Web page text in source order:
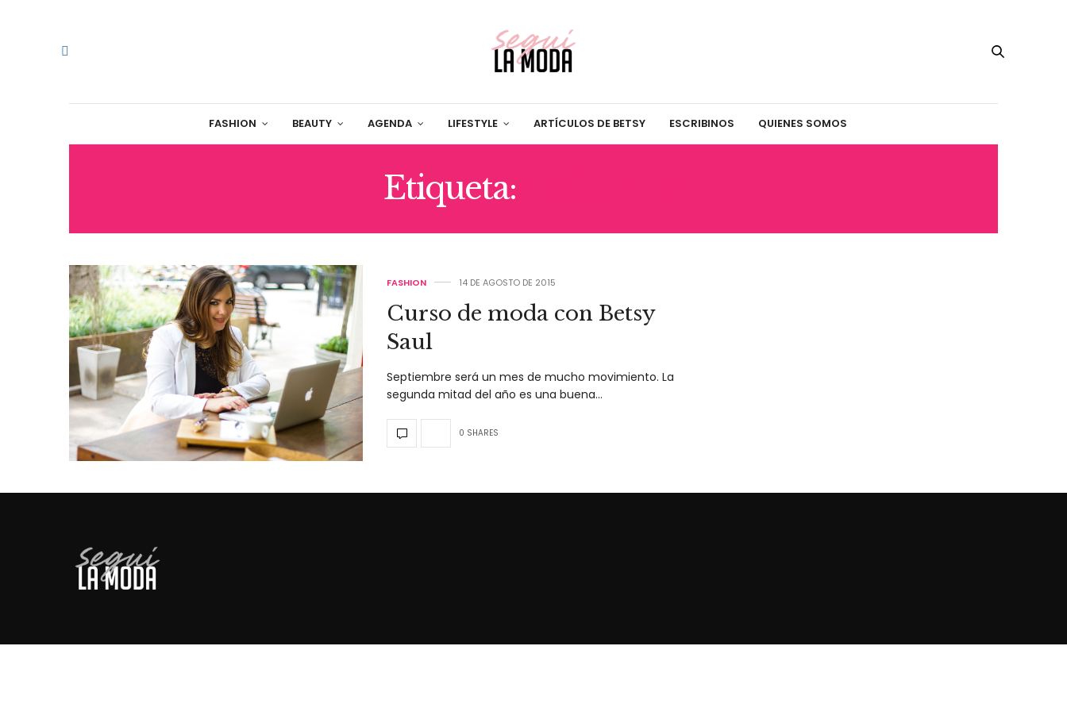
FASHION BEAUTY AGENDA LIFESTYLE ARTÍCULOS DE BETSY ESCRIBINOS QUIENES SOMOS
Etiqueta:
FASHION 14 DE AGOSTO DE 2015
Curso de moda con Betsy
Saul
Septiembre será un mes de mucho movimiento. La
segunda mitad del año es una buena…
0 SHARES